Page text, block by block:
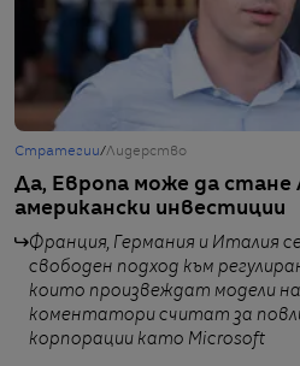
Стратегии/Лидерство
Да, Европа може да стане
американски инвестиции
Франция, Германия и Италия
свободен подход към
които произвеждат модели
коментатори считат за
корпорации като Microsoft